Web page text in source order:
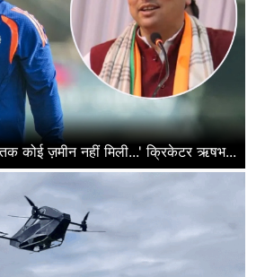
कोई ज़मीन नहीं मिली...' क्रिकेटर ऋषभ...